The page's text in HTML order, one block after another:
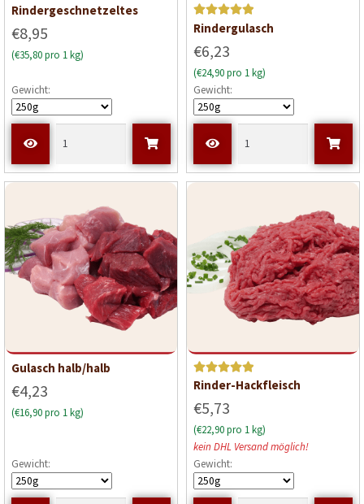
Rindergeschnetzeltes
€8,95
(€35,80 pro 1 kg)
Gewicht:
Bewerte
von 5
Rindergulasch
€6,23
(€24,90 pro 1 kg)
Gewicht:
Gulasch halb/halb
€4,23
(€16,90 pro 1 kg)
Gewicht:
Bewerte
von 5
Rinder-Hackfleisch
€5,73
(€22,90 pro 1 kg)
kein DHL Versand möglich!
Gewicht: